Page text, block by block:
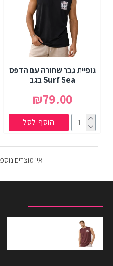
גופיית גבר שחורה עם הדפס
Surf Sea בגב
₪79.00
הוסף לסל
אין מוצרים